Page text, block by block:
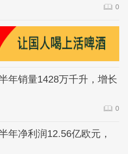
0
年销量1428万千升，增长
0
年净利润12.56亿欧元，